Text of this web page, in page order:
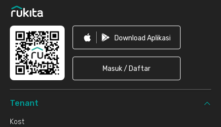
Download Aplikasi
Masuk / Daftar
Tenant
Kost